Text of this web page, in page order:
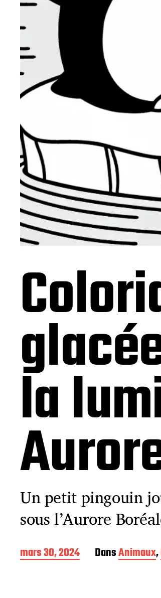
la
Un petit pingouin
sous l’Aurore
D
a
mars 30, 2024 DansAnimaux,